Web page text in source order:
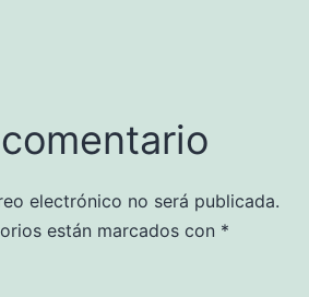
electrónico no será publicada.
están marcados con *